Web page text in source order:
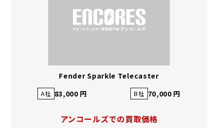
Fender Sparkle Telecaster
A社 83,000 円 B社 70,000 円
アンコールズでの買取価格